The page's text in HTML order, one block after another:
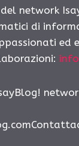
network
di
ed